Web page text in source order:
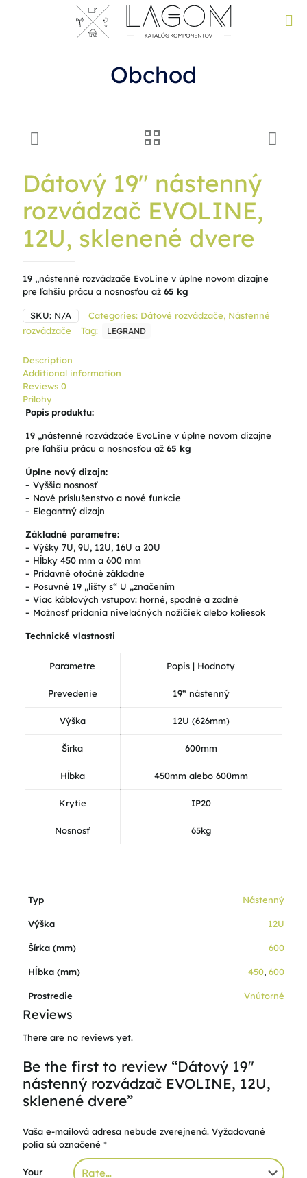
Obchod
Dátový 19″ nástenný
rozvádzač EVOLINE,
12U, sklenené dvere
19 „nástenné rozvádzače EvoLine v úplne novom dizajne
pre ľahšiu prácu a nosnosťou až 65 kg
SKU: N/A Categories: Dátové rozvádzače, Nástenné
rozvádzače
Tag: LEGRAND
Description
Additional information
Reviews 0
Prílohy
Popis produktu:
19 „nástenné rozvádzače EvoLine v úplne novom dizajne
pre ľahšiu prácu a nosnosťou až 65 kg
Úplne nový dizajn:
– Vyššia nosnosť
– Nové príslušenstvo a nové funkcie
– Elegantný dizajn
Základné parametre:
– Výšky 7U, 9U, 12U, 16U a 20U
– Hĺbky 450 mm a 600 mm
– Prídavné otočné základne
– Posuvné 19 „lišty s“ U „značením
– Viac káblových vstupov: horné, spodné a zadné
– Možnosť pridania nivelačných nožičiek alebo koliesok
Technické vlastnosti
Parametre Popis | Hodnoty
Prevedenie 19“ nástenný
Výška 12U (626mm)
Šírka 600mm
Hĺbka 450mm alebo 600mm
Krytie IP20
Nosnosť 65kg
Typ Nástenný
Výška 12U
Šírka (mm) 600
Hĺbka (mm) 450, 600
Prostredie Vnútorné
Reviews
There are no reviews yet.
Be the first to review “Dátový 19″
nástenný rozvádzač EVOLINE, 12U,
sklenené dvere”
Vaša e-mailová adresa nebude zverejnená. Vyžadované
polia sú označené *
Your